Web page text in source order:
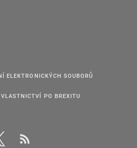
ELEKTRONICKÝCH SOUBORŮ
PO BREXITU